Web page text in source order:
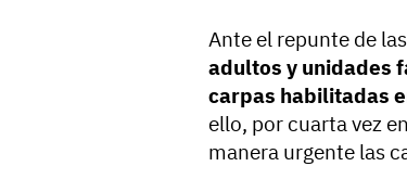
Ante el repunte de
adultos y unidades
carpas habilitadas
ello, por cuarta vez
manera urgente las